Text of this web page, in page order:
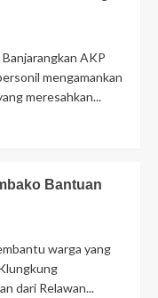
AKP
mengamankan
meresahkan...
Bantuan
warga yang
dari Relawan...